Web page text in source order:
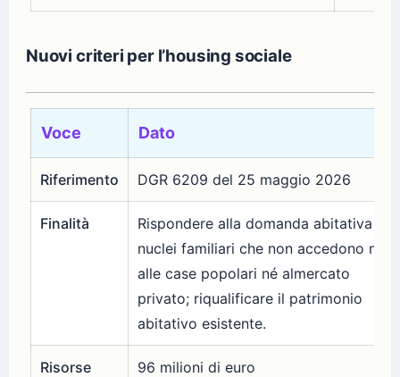
Nuovi criteri per l’housing sociale
Voce Dato
Riferimento DGR 6209 del 25 maggio 2026
Finalità
Rispondere alla domanda abitativa di
nuclei familiari che non accedono né
alle case popolari né almercato
privato; riqualificare il patrimonio
abitativo esistente.
Risorse
96 milioni di euro